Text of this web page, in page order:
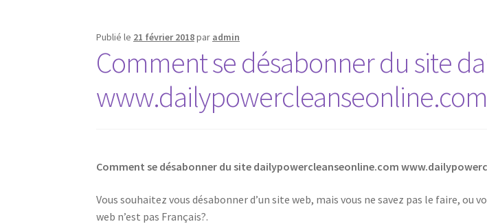
Publié le 21 février 2018par admin
Comment se désabonner du site
Comment se désabonner du site dailypowercleanseonline.com
Vous souhaitez vous désabonner d’un site web, mais vous ne savez pas le faire, ou
web n’est pas Français?.